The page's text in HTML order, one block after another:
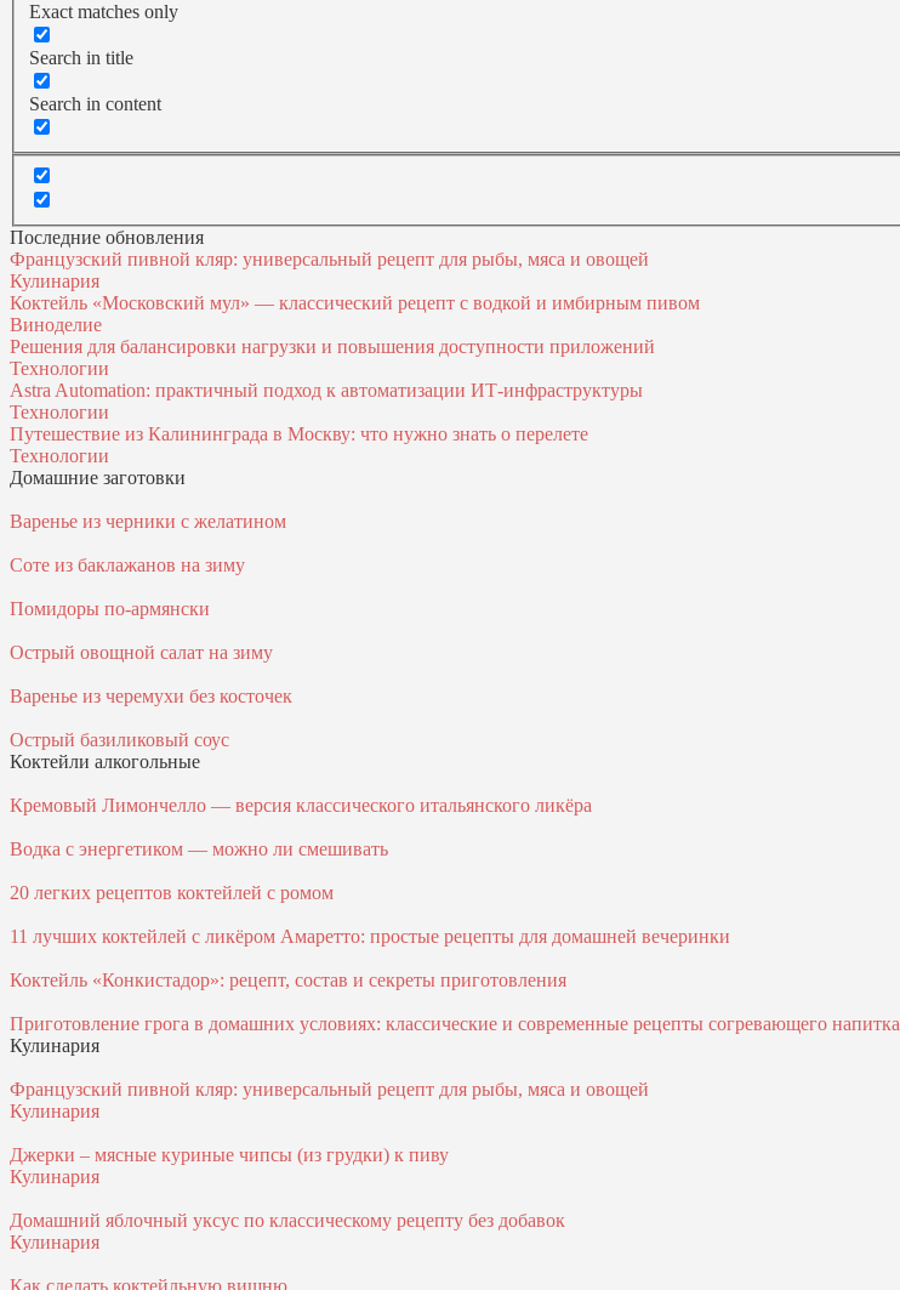
Exact matches only
Search in title
Search in content
Последние обновления
Французский пивной кляр: универсальный рецепт для рыбы, мяса и овощей
Кулинария
Коктейль «Московский мул» — классический рецепт с водкой и имбирным пивом
Виноделие
Решения для балансировки нагрузки и повышения доступности приложений
Технологии
Astra Automation: практичный подход к автоматизации ИТ‑инфраструктуры
Технологии
Путешествие из Калининграда в Москву: что нужно знать о перелете
Технологии
Домашние заготовки
Варенье из черники с желатином
Соте из баклажанов на зиму
Помидоры по-армянски
Острый овощной салат на зиму
Варенье из черемухи без косточек
Острый базиликовый соус
Коктейли алкогольные
Кремовый Лимончелло — версия классического итальянского ликёра
Водка с энергетиком — можно ли смешивать
20 легких рецептов коктейлей с ромом
11 лучших коктейлей с ликёром Амаретто: простые рецепты для домашней вечеринки
Коктейль «Конкистадор»: рецепт, состав и секреты приготовления
Приготовление грога в домашних условиях: классические и современные рецепты согревающего напитка
Кулинария
Французский пивной кляр: универсальный рецепт для рыбы, мяса и овощей
Кулинария
Джерки – мясные куриные чипсы (из грудки) к пиву
Кулинария
Домашний яблочный уксус по классическому рецепту без добавок
Кулинария
Как сделать коктейльную вишню